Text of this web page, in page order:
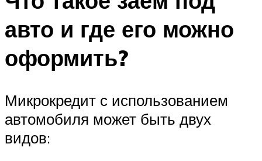
авто и где его можно
оформить?
Микрокредит с использованием
автомобиля может быть двух
видов: